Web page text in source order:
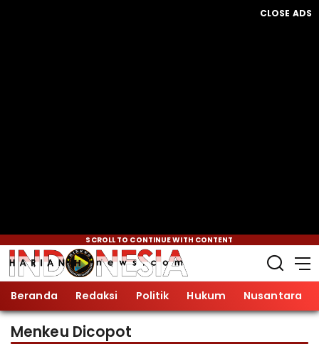
CLOSE ADS
SCROLL TO CONTINUE WITH CONTENT
Beranda Redaksi Politik Hukum Nusantara
Menkeu Dicopot